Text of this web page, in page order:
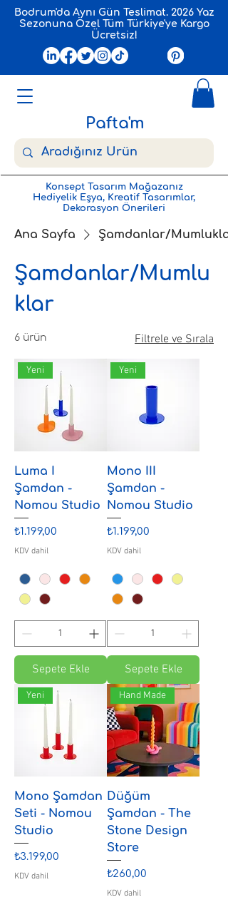
Pafta'm
Bodrum'da Aynı Gün Teslimat. 2026 Yaz
Sezonuna Özel Tüm Türkiye'ye Kargo
Ücretsiz!
Konsept Tasarım Mağazanız
Hediyelik Eşya, Kreatif Tasarımlar,
Dekorasyon Önerileri
Ana Sayfa Şamdanlar/
Şamdanlar/Mumlu
klar
6 ürün Filtrele ve Sırala
Yeni
Luma I
Şamdan -
Nomou Studio
Fiyat
₺1.199,00
KDV dahil
Sepete Ekle
Yeni
Mono III
Şamdan -
Nomou Studio
Fiyat
₺1.199,00
KDV dahil
Sepete Ekle
Yeni
Mono Şamdan
Seti - Nomou
Studio
Fiyat
₺3.199,00
KDV dahil
Hand Made
Düğüm
Şamdan - The
Stone Design
Store
Fiyat
₺260,00
KDV dahil